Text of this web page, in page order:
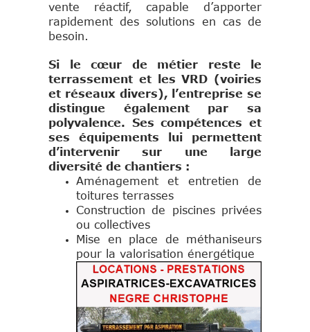
vente réactif, capable d’apporter
rapidement des solutions en cas de
besoin.
Si le cœur de métier reste le
terrassement et les VRD (voiries
et réseaux divers), l’entreprise se
distingue également par sa
polyvalence. Ses compétences et
ses équipements lui permettent
d’intervenir sur une large
diversité de chantiers :
Aménagement et entretien de
toitures terrasses
Construction de piscines privées
ou collectives
Mise en place de méthaniseurs
pour la valorisation énergétique